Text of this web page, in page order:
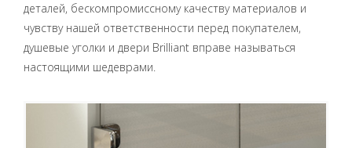
деталей, бескомпромиссному качеству материалов и
чувству нашей ответственности перед покупателем,
душевые уголки и двери Brilliant вправе называться
настоящими шедеврами.